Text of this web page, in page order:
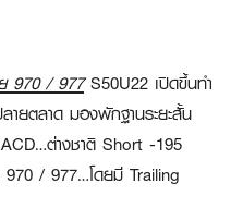
970 / 977S50U22 เปิดขึ้นทำ
ายตลาด มองพักฐานระยะสั้น
ต่างชาติ Short -195
970 / 977…โดยมี Trailing